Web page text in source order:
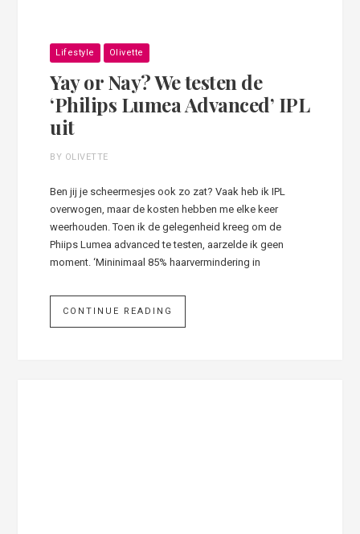
Lifestyle Olivette
Yay or Nay? We testen de
‘Philips Lumea Advanced’ IPL
uit
BY OLIVETTE
Ben jij je scheermesjes ook zo zat? Vaak heb ik IPL
overwogen, maar de kosten hebben me elke keer
weerhouden. Toen ik de gelegenheid kreeg om de
Phiips Lumea advanced te testen, aarzelde ik geen
moment. ‘Mininimaal 85% haarvermindering in
CONTINUE READING